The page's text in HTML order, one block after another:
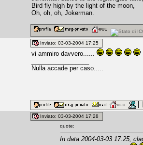
Bird fly high by the light of the moon,
Oh, oh, oh, Jokerman.
Inviato: 03-03-2004 17:25
vi ammiro davvero......
Nulla accade per caso.....
Inviato: 03-03-2004 17:28
quote:
In data 2004-03-03 17:25,